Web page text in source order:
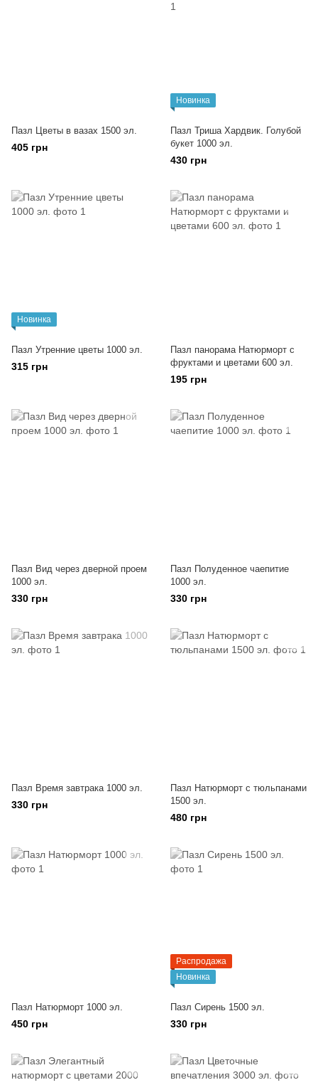
Пазл Цветы в вазах 1500 эл.
405 грн
Новинка
Пазл Триша Хардвик. Голубой
букет 1000 эл.
430 грн
Новинка
Пазл Утренние цветы 1000 эл.
315 грн
Пазл панорама Натюрморт с
фруктами и цветами 600 эл.
195 грн
Пазл Вид через дверной проем
1000 эл.
330 грн
Пазл Полуденное чаепитие
1000 эл.
330 грн
Пазл Время завтрака 1000 эл.
330 грн
Пазл Натюрморт с тюльпанами
1500 эл.
480 грн
Пазл Натюрморт 1000 эл.
450 грн
Распродажа
Новинка
Пазл Сирень 1500 эл.
330 грн